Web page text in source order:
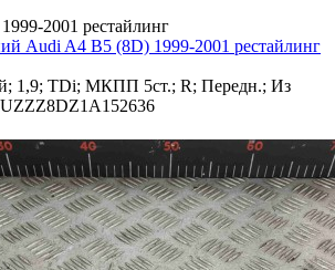
2001 рестайлинг
Audi A4 B5 (8D) 1999-2001 рестайлинг
1,9; TDi; МКПП 5ст.; R; Передн.; Из